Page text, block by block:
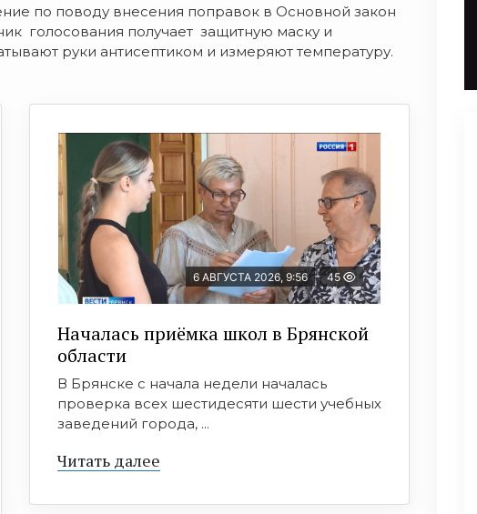
по поводу внесения поправок в Основной закон
голосования получает защитную маску и
руки антисептиком и измеряют температуру.
6 АВГУСТА 2026, 9:56 45
Началась приёмка школ в Брянской
области
В Брянске с начала недели началась
проверка всех шестидесяти шести учебных
заведений города, ...
Читать далее